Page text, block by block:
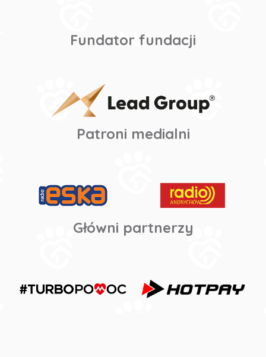
Fundator fundacji
Patroni medialni
Główni partnerzy